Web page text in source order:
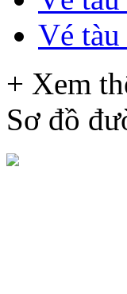
Vé
+ Xem
Sơ đồ